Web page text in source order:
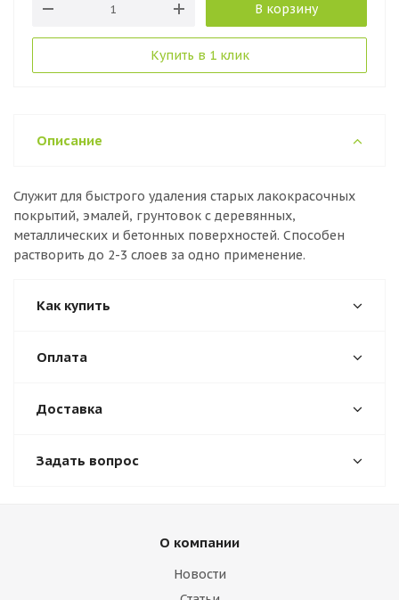
В корзину
Купить в 1 клик
Описание
Служит для быстрого удаления старых лакокрасочных
покрытий, эмалей, грунтовок с деревянных,
металлических и бетонных поверхностей. Способен
растворить до 2-3 слоев за одно применение.
Как купить
Оплата
Доставка
Задать вопрос
О компании
Новости